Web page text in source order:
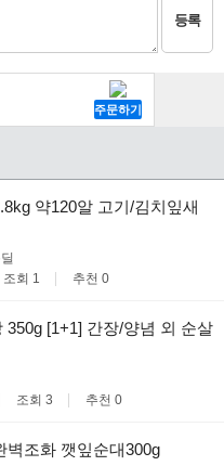
등록
약120알 고기/김치잎새
조회 1 추천 0
350g [1+1] 간장/양념 외 순살
조회 3 추천 0
벽조화 깻잎순대300g